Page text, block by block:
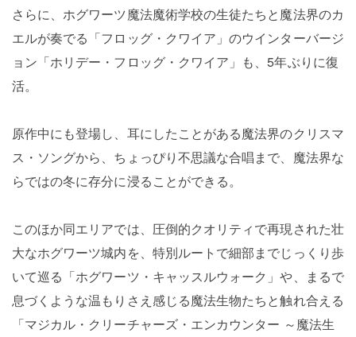
さらに、ホグワーツ魔法魔術学校の生徒たちと魔法界のカ
エルが奏でる「フロッグ・クワイア」のウインターバージ
ョン「ホリデー・フロッグ・クワイア」も、5年ぶりに復
活。
原作中にも登場し、耳にしたことがある魔法界のクリスマ
ス・ソングから、ちょっぴり不思議な合唱まで、魔法界な
らではの冬に存分に浸ることができる。
このほか同エリアでは、圧倒的クオリティで再現された壮
大なホグワーツ城内を、特別ルートで細部までじっくり歩
いて巡る「ホグワーツ・キャッスルウォーク」や、まるで
息づくような温もりさえ感じる魔法生物たちと触れ合える
「マジカル・クリーチャーズ・エンカウンター ～魔法生